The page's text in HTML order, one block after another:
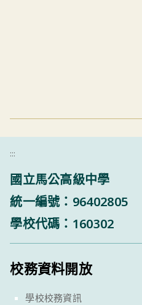
:::
國立馬公高級中學
統一編號：96402805
學校代碼：160302
校務資料開放
學校校務資訊